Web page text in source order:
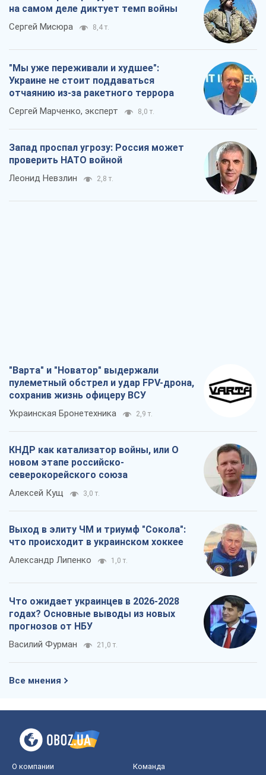
на самом деле диктует темп войны
Сергей Мисюра 8,4 т.
"Мы уже переживали и худшее":
Украине не стоит поддаваться
отчаянию из-за ракетного террора
Сергей Марченко, эксперт 8,0 т.
Запад проспал угрозу: Россия может
проверить НАТО войной
Леонид Невзлин 2,8 т.
"Варта" и "Новатор" выдержали
пулеметный обстрел и удар FPV-дрона,
сохранив жизнь офицеру ВСУ
Украинская Бронетехника 2,9 т.
КНДР как катализатор войны, или О
новом этапе российско-
северокорейского союза
Алексей Кущ 3,0 т.
Выход в элиту ЧМ и триумф "Сокола":
что происходит в украинском хоккее
Александр Липенко 1,0 т.
Что ожидает украинцев в 2026-2028
годах? Основные выводы из новых
прогнозов от НБУ
Василий Фурман 21,0 т.
Все мнения
О компании Команда